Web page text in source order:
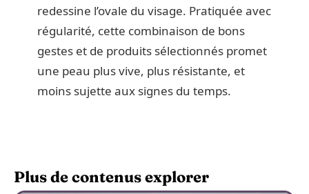
redessine l’ovale du visage. Pratiquée avec
régularité, cette combinaison de bons
gestes et de produits sélectionnés promet
une peau plus vive, plus résistante, et
moins sujette aux signes du temps.
Plus de contenus explorer